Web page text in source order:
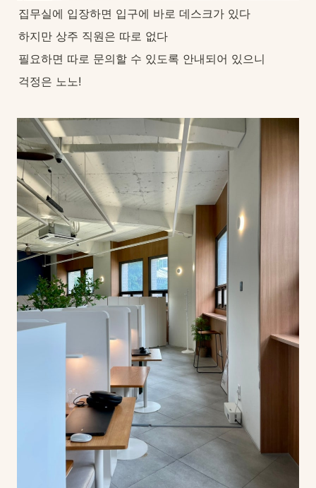
집무실에 입장하면 입구에 바로 데스크가 있다
하지만 상주 직원은 따로 없다
필요하면 따로 문의할 수 있도록 안내되어 있으니
걱정은 노노!